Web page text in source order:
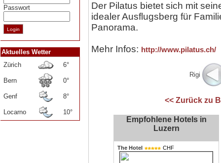
Passwort
Aktuelles Wetter
Zürich
6°
Bern 0°
Genf 8°
Locarno 10°
Der Pilatus bietet sich mit
idealer Ausflugsberg für
Panorama.
Mehr Infos: http://www.pilatus.ch/
Rigi
<< Zurück zu
Empfohlene Hotels in
Luzern
The Hotel CHF